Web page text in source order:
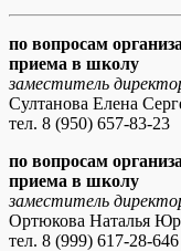
по вопросам
приема в школу
заместитель
Султанова Елена
тел. 8 (950) 657-83-23
по вопросам
приема в школу
заместитель
Ортюкова Наталья
тел. 8 (999) 617-28-646